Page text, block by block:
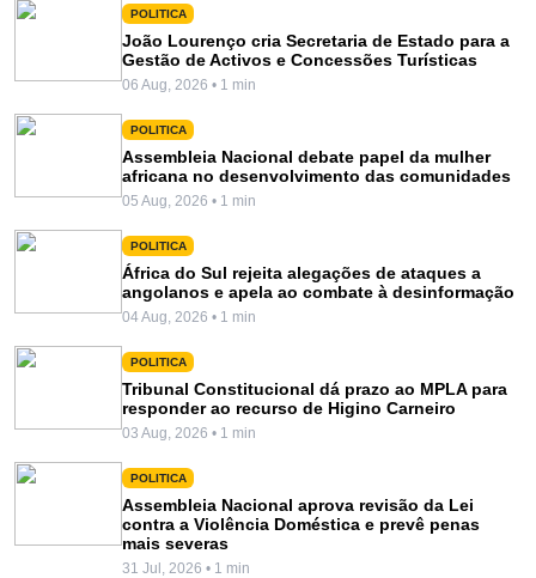
POLITICA
João Lourenço cria Secretaria de Estado para a
Gestão de Activos e Concessões Turísticas
06 Aug, 2026 • 1 min
POLITICA
Assembleia Nacional debate papel da mulher
africana no desenvolvimento das comunidades
05 Aug, 2026 • 1 min
POLITICA
África do Sul rejeita alegações de ataques a
angolanos e apela ao combate à desinformação
04 Aug, 2026 • 1 min
POLITICA
Tribunal Constitucional dá prazo ao MPLA para
responder ao recurso de Higino Carneiro
03 Aug, 2026 • 1 min
POLITICA
Assembleia Nacional aprova revisão da Lei
contra a Violência Doméstica e prevê penas
mais severas
31 Jul, 2026 • 1 min